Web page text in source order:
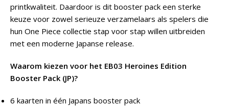
printkwaliteit. Daardoor is dit booster pack een sterke
keuze voor zowel serieuze verzamelaars als spelers die
hun One Piece collectie stap voor stap willen uitbreiden
met een moderne Japanse release.
Waarom kiezen voor het EB03 Heroines Edition
Booster Pack (JP)?
6 kaarten in één Japans booster pack